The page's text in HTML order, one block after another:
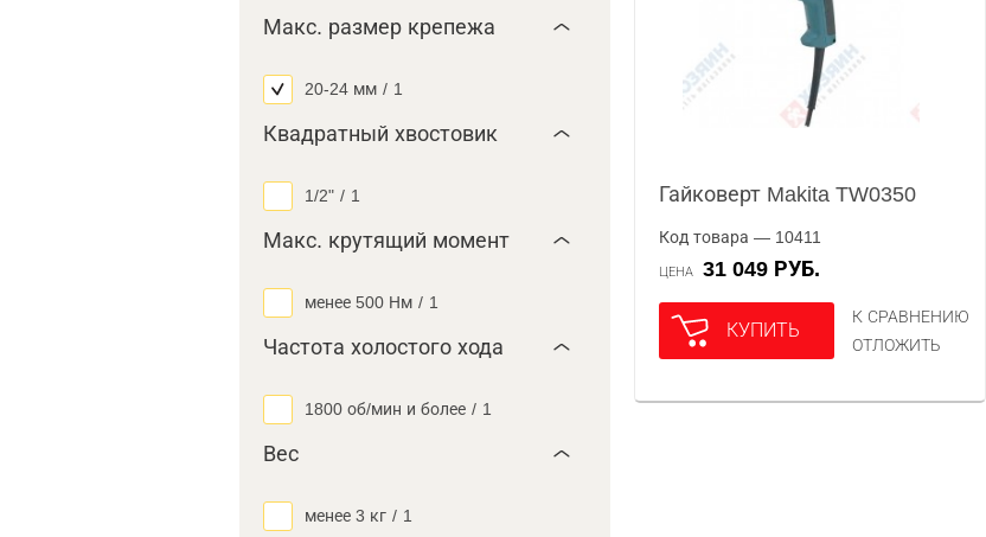
Макс. размер крепежа
20-24 мм / 1
Квадратный хвостовик
1/2" / 1
Макс. крутящий момент
менее 500 Нм / 1
Частота холостого хода
1800 об/мин и более / 1
Вес
менее 3 кг / 1
Гайковерт Makita TW0350
Код товара — 10411
ЦЕНА 31 049 РУБ.
КУПИТЬ
К СРАВНЕНИЮ
ОТЛОЖИТЬ